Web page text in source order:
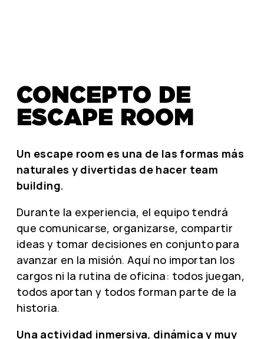
CONCEPTO DE
ESCAPE ROOM
Un escape room es una de las formas más
naturales y divertidas de hacer team
building.
Durante la experiencia, el equipo tendrá
que comunicarse, organizarse, compartir
ideas y tomar decisiones en conjunto para
avanzar en la misión. Aquí no importan los
cargos ni la rutina de oficina: todos juegan,
todos aportan y todos forman parte de la
historia.
Una actividad inmersiva, dinámica y muy